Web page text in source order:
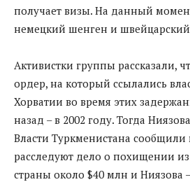
получает визы. На данный
немецкий шенген и швейцарский
Активистки группы рассказали,
ордер, на который ссылались
Хорватии во время этих
назад – в 2002 году. Тогда
Власти Туркменистана сообщили
расследуют дело о похищении
страны около $40 млн и Ниязова